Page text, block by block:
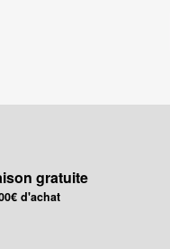
gratuite
d'achat